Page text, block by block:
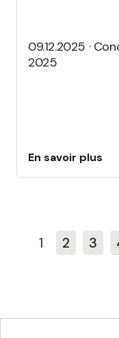
09.12.2025 ·
2025
En savoir plus
1 2 3